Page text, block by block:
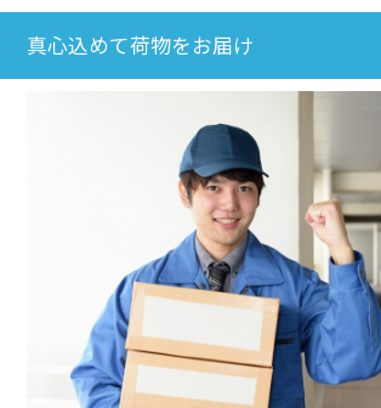
真心込めて荷物をお届け